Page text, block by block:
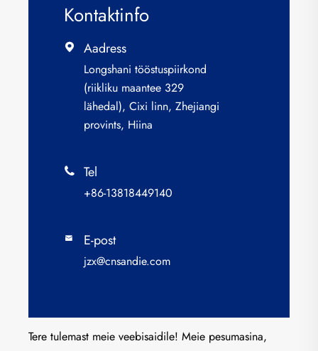
Kontaktinfo
 Aadress
Longshani tööstuspiirkond
(riikliku maantee 329
lähedal), Cixi linn, Zhejiangi
provints, Hiina
 Tel
+86-13818449140
 E-post
jzx@cnsandie.com
Tere tulemast meie veebisaidile! Meie pesumasina,